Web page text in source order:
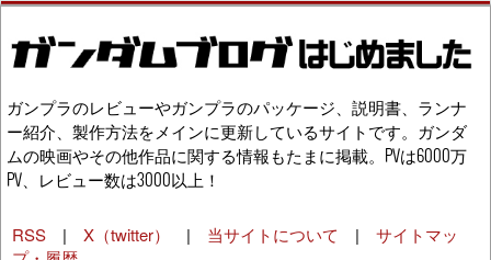
ガンプラのレビューやガンプラのパッケージ、説明書、ランナ
ー紹介、製作方法をメインに更新しているサイトです。ガンダ
ムの映画やその他作品に関する情報もたまに掲載。PVは6000万
PV、レビュー数は3000以上！
RSS | X（twitter） | 当サイトについて | サイトマッ